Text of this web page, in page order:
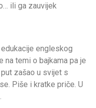
ili ga zauvijek
engleskog
na temi o bajkama pa je
zašao u svijet s
Piše i kratke priče. U